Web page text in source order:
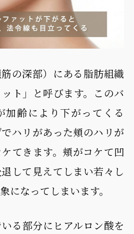
の深部）にある脂肪組織
ト」と呼びます。このバ
加齢により下がってくる
ハリがあった頬のハリが
てきます。頬がコケて凹
して見えてしまい若々し
になってしまいます。
る部分にヒアルロン酸を